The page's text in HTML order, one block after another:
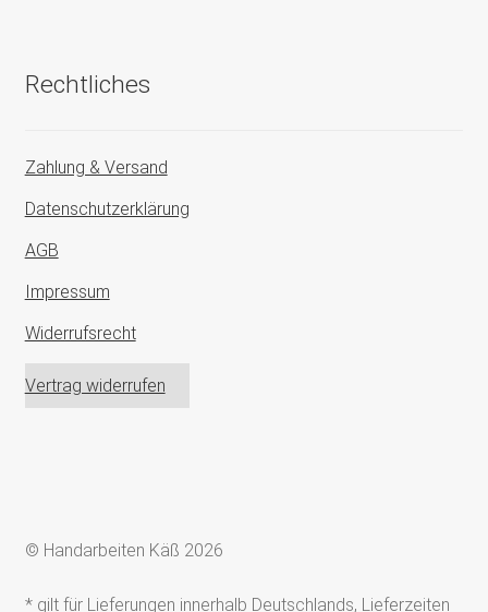
Rechtliches
Zahlung & Versand
Datenschutzerklärung
AGB
Impressum
Widerrufsrecht
Vertrag widerrufen
© Handarbeiten Käß 2026
* gilt für Lieferungen innerhalb Deutschlands, Lieferzeiten